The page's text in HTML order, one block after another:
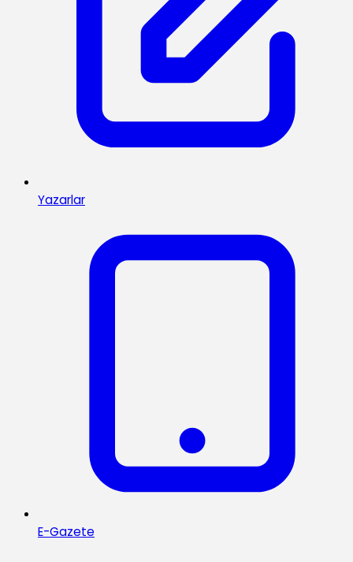
Yazarlar
E-Gazete